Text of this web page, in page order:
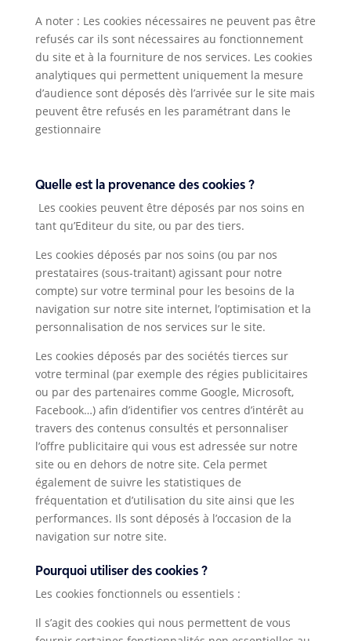
A noter : Les cookies nécessaires ne peuvent pas être
refusés car ils sont nécessaires au fonctionnement
du site et à la fourniture de nos services. Les cookies
analytiques qui permettent uniquement la mesure
d’audience sont déposés dès l’arrivée sur le site mais
peuvent être refusés en les paramétrant dans le
gestionnaire
Quelle est la provenance des cookies ?
Les cookies peuvent être déposés par nos soins en
tant qu’Editeur du site, ou par des tiers.
Les cookies déposés par nos soins (ou par nos
prestataires (sous-traitant) agissant pour notre
compte) sur votre terminal pour les besoins de la
navigation sur notre site internet, l’optimisation et la
personnalisation de nos services sur le site.
Les cookies déposés par des sociétés tierces sur
votre terminal (par exemple des régies publicitaires
ou par des partenaires comme Google, Microsoft,
Facebook…) afin d’identifier vos centres d’intérêt au
travers des contenus consultés et personnaliser
l’offre publicitaire qui vous est adressée sur notre
site ou en dehors de notre site. Cela permet
également de suivre les statistiques de
fréquentation et d’utilisation du site ainsi que les
performances. Ils sont déposés à l’occasion de la
navigation sur notre site.
Pourquoi utiliser des cookies ?
Les cookies fonctionnels ou essentiels :
Il s’agit des cookies qui nous permettent de vous
pourraient
ne plus
Marketing
Pour
personnaliser
navigation.